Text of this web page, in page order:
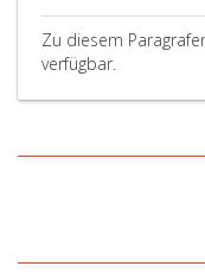
Zu diesem
verfügbar.